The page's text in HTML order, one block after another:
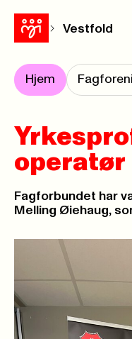
Vestfold
Hjem
operatør
Fagforbundet har
Melling Øiehaug,